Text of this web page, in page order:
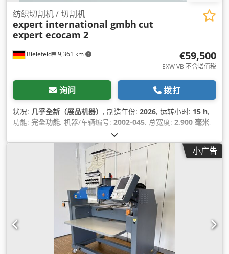
Bielefeld 9,361 km
纺织切割机 / 切割机
expert international gmbh cut
expert ecocam 2
€59,500
EXW VB 不含增值税
询问 拨打
状况: 几乎全新（展品机器） , 制造年份: 2026, 运转小时: 15 h,
功能: 完全功能, 机器/车辆编号: 2002-045, 总宽度: 2,900 毫米,
小广告